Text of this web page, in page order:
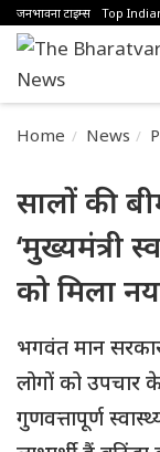
जनभावना टाइम्स Top
Home News
सालों की
‘मुख्यमंत्री
को मिला
भगवंत मान
लोगों को उपचार
गुणवत्तापूर्ण